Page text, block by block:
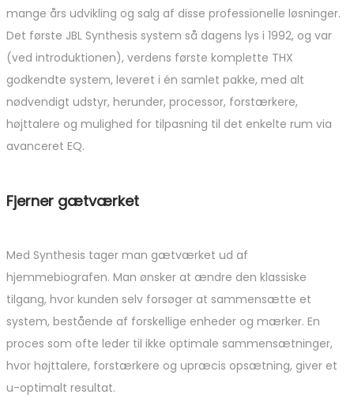
mange års udvikling og salg af disse professionelle løsninger.
Det første JBL Synthesis system så dagens lys i 1992, og var
(ved introduktionen), verdens første komplette THX
godkendte system, leveret i én samlet pakke, med alt
nødvendigt udstyr, herunder, processor, forstærkere,
højttalere og mulighed for tilpasning til det enkelte rum via
avanceret EQ.
Fjerner gætværket
Med Synthesis tager man gætværket ud af
hjemmebiografen. Man ønsker at ændre den klassiske
tilgang, hvor kunden selv forsøger at sammensætte et
system, bestående af forskellige enheder og mærker. En
proces som ofte leder til ikke optimale sammensætninger,
hvor højttalere, forstærkere og upræcis opsætning, giver et
u-optimalt resultat.